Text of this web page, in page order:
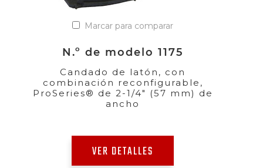
Marcar para comparar
N.º de modelo 1175
Candado de latón, con
combinación reconfigurable,
ProSeries® de 2-1/4" (57 mm) de
ancho
VER DETALLES